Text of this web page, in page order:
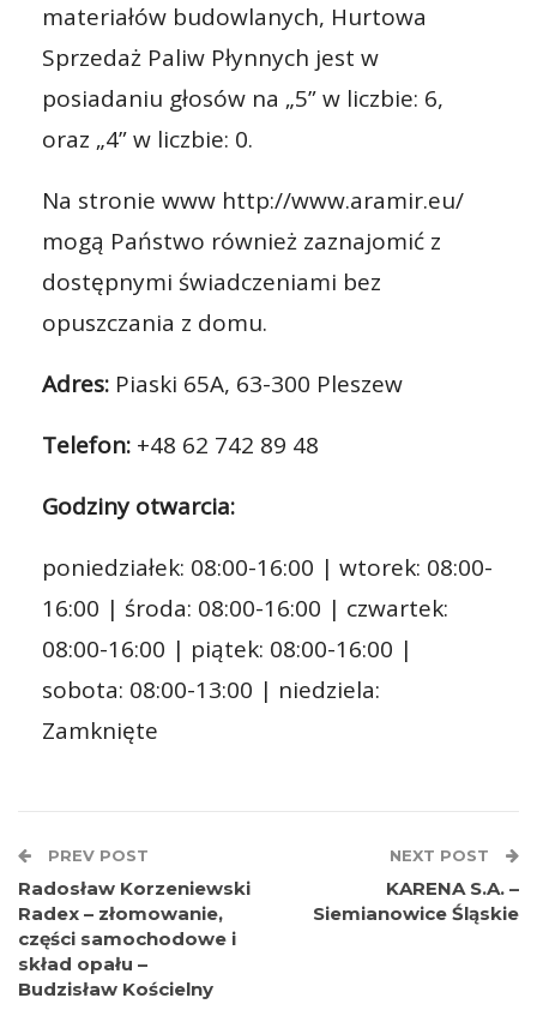
materiałów budowlanych, Hurtowa
Sprzedaż Paliw Płynnych jest w
posiadaniu głosów na „5” w liczbie: 6,
oraz „4” w liczbie: 0.
Na stronie www http://www.aramir.eu/
mogą Państwo również zaznajomić z
dostępnymi świadczeniami bez
opuszczania z domu.
Adres: Piaski 65A, 63-300 Pleszew
Telefon: +48 62 742 89 48
Godziny otwarcia:
poniedziałek: 08:00-16:00 | wtorek: 08:00-
16:00 | środa: 08:00-16:00 | czwartek:
08:00-16:00 | piątek: 08:00-16:00 |
sobota: 08:00-13:00 | niedziela:
Zamknięte
PREV POST
Radosław Korzeniewski
Radex – złomowanie,
części samochodowe i
skład opału –
Budzisław Kościelny
NEXT POST
KARENA S.A. –
Siemianowice Śląskie